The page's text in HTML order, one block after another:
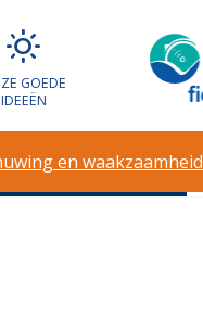
GOEDE
IDEEËN
en